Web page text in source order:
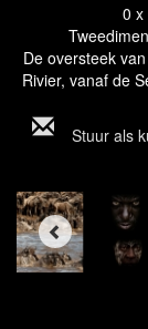
0 x
De oversteek
Rivier, vanaf de
Stuur als